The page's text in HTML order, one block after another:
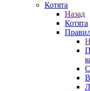
Котята
Назад
Котята